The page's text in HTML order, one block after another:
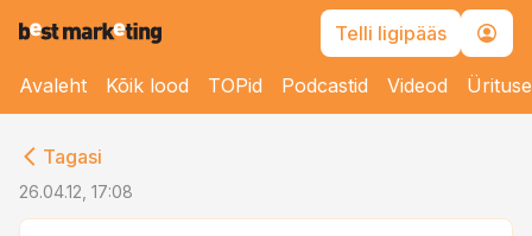
Telli ligipääs
Avaleht Kõik lood TOPid Podcastid Videod
Tagasi
26.04.12, 17:08